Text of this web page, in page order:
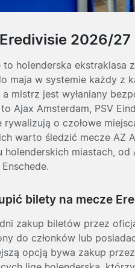
2026/27
to holenderska ekstraklasa
maja w systemie każdy z
mistrz jest wyłaniany
Ajax Amsterdam PSV
rywalizują o czołowe
warto śledzić mecze AZ
holenderskich miastach, od
bilety na mecze
zakup biletów przez
do członków lub
opcją bywa zakup